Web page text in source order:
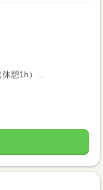
休憩1h）...